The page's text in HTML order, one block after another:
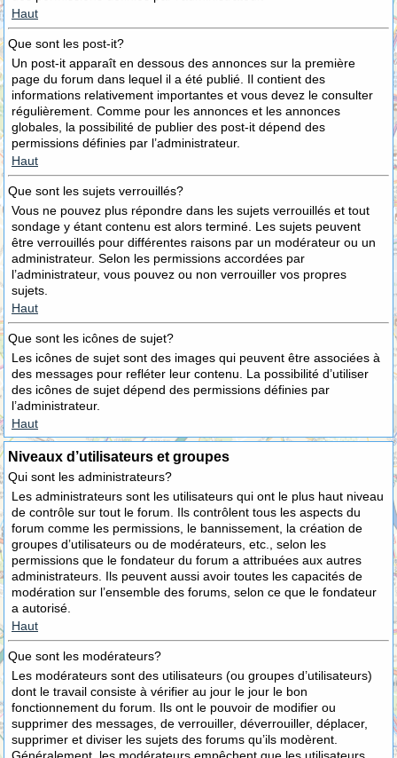
Haut
Que sont les post-it?
Un post-it apparaît en dessous des annonces sur la première
page du forum dans lequel il a été publié. Il contient des
informations relativement importantes et vous devez le consulter
régulièrement. Comme pour les annonces et les annonces
globales, la possibilité de publier des post-it dépend des
permissions définies par l’administrateur.
Haut
Que sont les sujets verrouillés?
Vous ne pouvez plus répondre dans les sujets verrouillés et tout
sondage y étant contenu est alors terminé. Les sujets peuvent
être verrouillés pour différentes raisons par un modérateur ou un
administrateur. Selon les permissions accordées par
l’administrateur, vous pouvez ou non verrouiller vos propres
sujets.
Haut
Que sont les icônes de sujet?
Les icônes de sujet sont des images qui peuvent être associées à
des messages pour refléter leur contenu. La possibilité d’utiliser
des icônes de sujet dépend des permissions définies par
l’administrateur.
Haut
Niveaux d’utilisateurs et groupes
Qui sont les administrateurs?
Les administrateurs sont les utilisateurs qui ont le plus haut niveau
de contrôle sur tout le forum. Ils contrôlent tous les aspects du
forum comme les permissions, le bannissement, la création de
groupes d’utilisateurs ou de modérateurs, etc., selon les
permissions que le fondateur du forum a attribuées aux autres
administrateurs. Ils peuvent aussi avoir toutes les capacités de
modération sur l’ensemble des forums, selon ce que le fondateur
a autorisé.
Haut
Que sont les modérateurs?
Les modérateurs sont des utilisateurs (ou groupes d’utilisateurs)
dont le travail consiste à vérifier au jour le jour le bon
fonctionnement du forum. Ils ont le pouvoir de modifier ou
supprimer des messages, de verrouiller, déverrouiller, déplacer,
supprimer et diviser les sujets des forums qu’ils modèrent.